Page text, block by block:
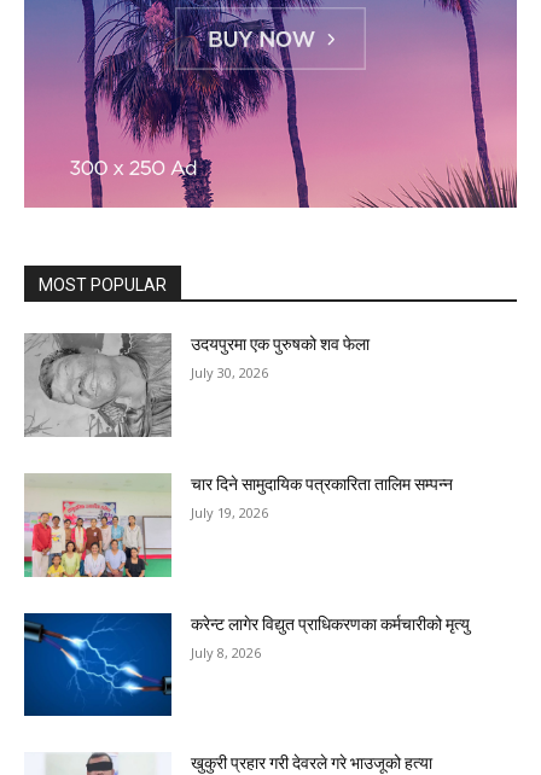
MOST POPULAR
उदयपुरमा एक पुरुषको शव फेला
July 30, 2026
चार दिने सामुदायिक पत्रकारिता तालिम सम्पन्न
July 19, 2026
करेन्ट लागेर विद्युत प्राधिकरणका कर्मचारीको मृत्यु
July 8, 2026
खुकुरी प्रहार गरी देवरले गरे भाउजूको हत्या